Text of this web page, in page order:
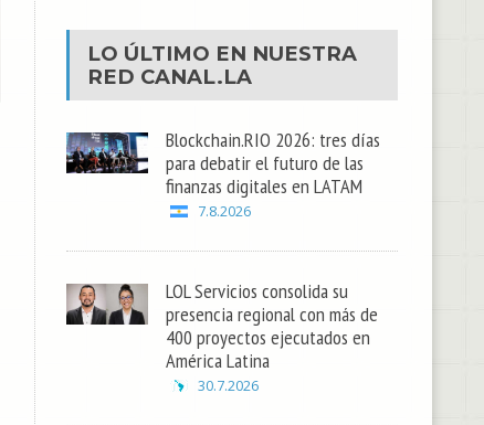
LO ÚLTIMO EN NUESTRA
RED CANAL.LA
Blockchain.RIO 2026: tres días
para debatir el futuro de las
finanzas digitales en LATAM
7.8.2026
LOL Servicios consolida su
presencia regional con más de
400 proyectos ejecutados en
América Latina
30.7.2026